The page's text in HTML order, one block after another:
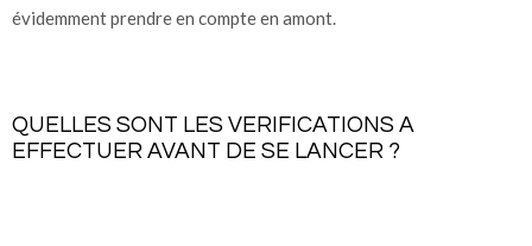
évidemment prendre en compte en amont.
QUELLES SONT LES VERIFICATIONS A
EFFECTUER AVANT DE SE LANCER ?